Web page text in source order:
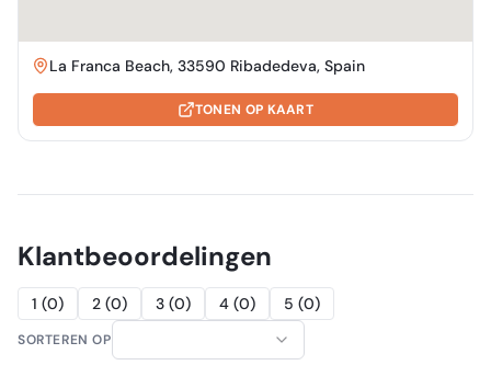
La Franca Beach, 33590 Ribadedeva, Spain
TONEN OP KAART
Klantbeoordelingen
1 (0) 2 (0) 3 (0) 4 (0) 5 (0)
SORTEREN OP